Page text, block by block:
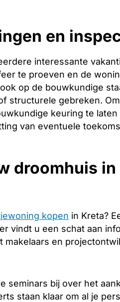
en
interessante
te proeven en de
op de bouwkundige
structurele gebreken.
keuring te
van eventuele
droomhuis
kopen in Kreta?
vindt u een schat aan
makelaars en
seminars bij over het
staan klaar om al je